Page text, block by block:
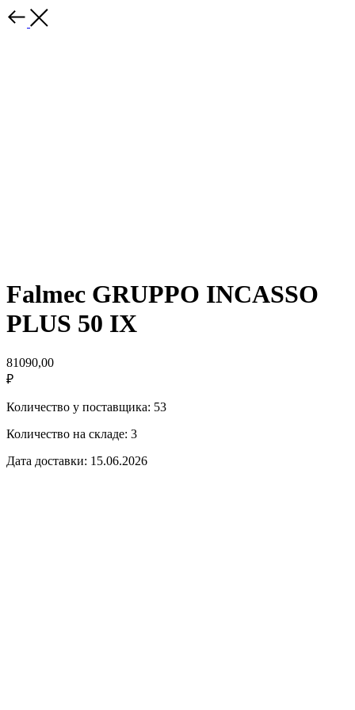
Falmec GRUPPO INCASSO
PLUS 50 IX
81090,00
₽
Количество у поставщика: 53
Количество на складе: 3
Дата доставки: 15.06.2026